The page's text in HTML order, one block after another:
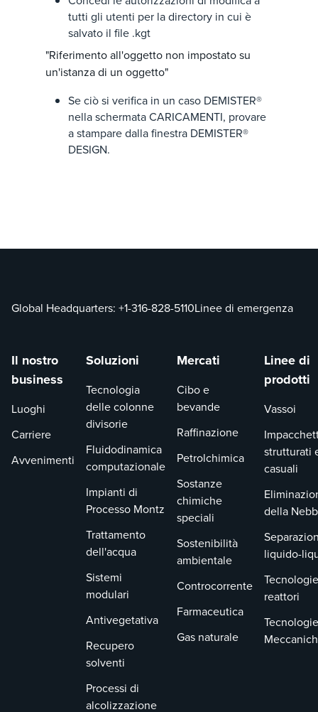
tutti gli utenti per la directory in cui è
salvato il file .kgt
"Riferimento all'oggetto non impostato su
un'istanza di un oggetto"
Se ciò si verifica in un caso DEMISTER®
nella schermata CARICAMENTI, provare
a stampare dalla finestra DEMISTER®
DESIGN.
Global Headquarters: +1-316-828-5110Linee di emergenza
Il nostro
business
Luoghi
Carriere
Avvenimenti
Soluzioni
Tecnologia
delle colonne
divisorie
Fluidodinamica
computazionale
Impianti di
Processo Montz
Trattamento
dell'acqua
Sistemi
modulari
Antivegetativa
Recupero
solventi
Processi di
alcolizzazione
Mercati
Cibo e
bevande
Raffinazione
Petrolchimica
Sostanze
chimiche
speciali
Sostenibilità
ambientale
Controcorrente
Farmaceutica
Gas naturale
Linee di
prodotti
Vassoi
strutturati
casuali
della
liquido-
reattori
Tecnologie